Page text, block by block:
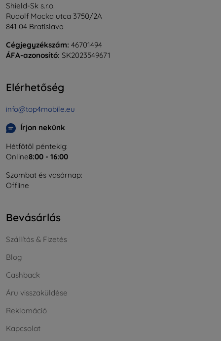
Shield-Sk s.r.o.
Rudolf Mocka utca 3750/2A
841 04 Bratislava
Cégjegyzékszám: 46701494
ÁFA-azonosító: SK2023549671
Elérhetőség
info@top4mobile.eu
Írjon nekünk
Hétfőtől péntekig:
Online8:00 - 16:00
Szombat és vasárnap:
Offline
Bevásárlás
Szállítás & Fizetés
Blog
Cashback
Áru visszaküldése
Reklamáció
Kapcsolat